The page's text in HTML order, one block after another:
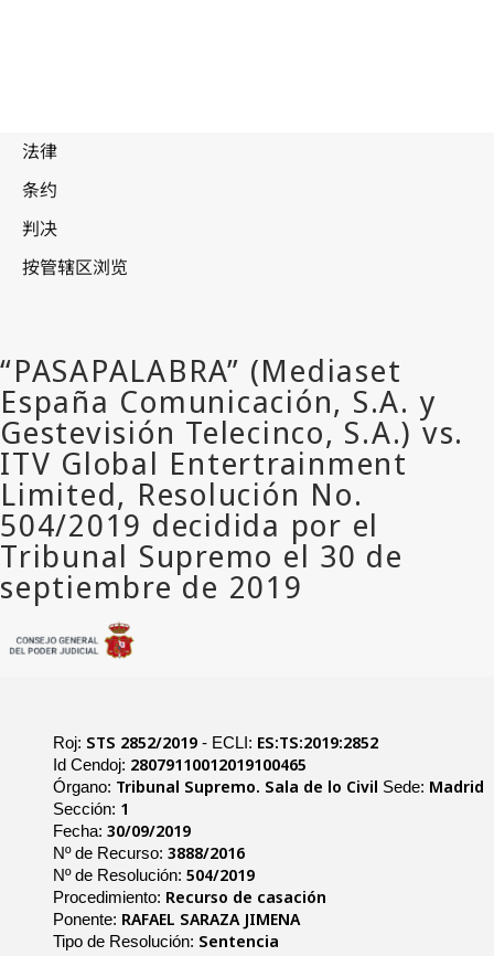
Roj: STS 2852/2019- ECLI: ES:TS:2019:2852
Id Cendoj: 28079110012019100465
Órgano: Tribunal Supremo. Sala de lo Civil Sede: Madrid
Sección: 1
Fecha: 30/09/2019
Nº de Recurso: 3888/2016
Nº de Resolución: 504/2019
Procedimiento: Recurso de casación
Ponente: RAFAEL SARAZA JIMENA
Tipo de Resolución: Sentencia